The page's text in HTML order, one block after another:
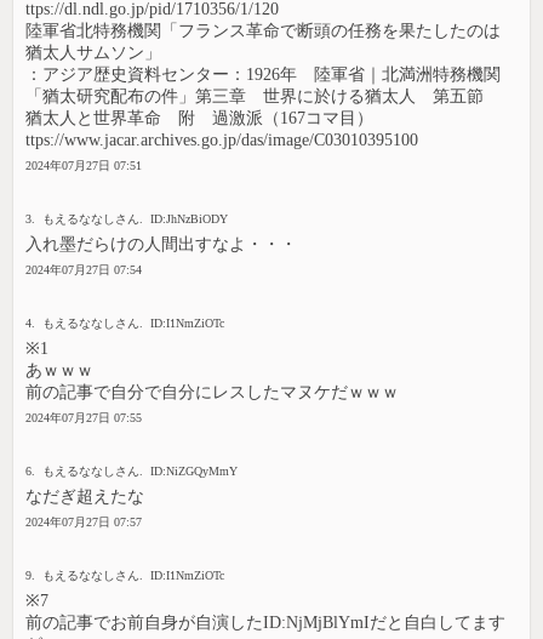
ttps://dl.ndl.go.jp/pid/1710356/1/120
陸軍省北特務機関「フランス革命で断頭の任務を果たしたのは
猶太人サムソン」
：アジア歴史資料センター：1926年 陸軍省｜北満洲特務機関
「猶太研究配布の件」第三章 世界に於ける猶太人 第五節
猶太人と世界革命 附 過激派（167コマ目）
ttps://www.jacar.archives.go.jp/das/image/C03010395100
2024年07月27日 07:51
3. もえるななしさん. ID:JhNzBiODY
入れ墨だらけの人間出すなよ・・・
2024年07月27日 07:54
4. もえるななしさん. ID:I1NmZiOTc
※1
あｗｗｗ
前の記事で自分で自分にレスしたマヌケだｗｗｗ
2024年07月27日 07:55
6. もえるななしさん. ID:NiZGQyMmY
なだぎ超えたな
2024年07月27日 07:57
9. もえるななしさん. ID:I1NmZiOTc
※7
前の記事でお前自身が自演したID:NjMjBlYmIだと自白してます